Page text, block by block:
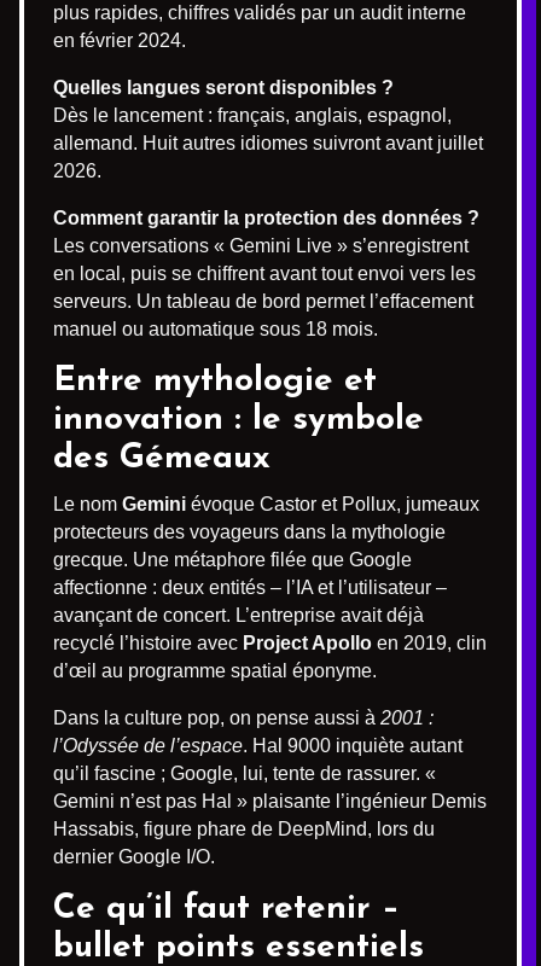
plus rapides, chiffres validés par un audit interne
en février 2024.
Quelles langues seront disponibles ?
Dès le lancement : français, anglais, espagnol,
allemand. Huit autres idiomes suivront avant juillet
2026.
Comment garantir la protection des données ?
Les conversations « Gemini Live » s’enregistrent
en local, puis se chiffrent avant tout envoi vers les
serveurs. Un tableau de bord permet l’effacement
manuel ou automatique sous 18 mois.
Entre mythologie et
innovation : le symbole
des Gémeaux
Le nom Gemini évoque Castor et Pollux, jumeaux
protecteurs des voyageurs dans la mythologie
grecque. Une métaphore filée que Google
affectionne : deux entités – l’IA et l’utilisateur –
avançant de concert. L’entreprise avait déjà
recyclé l’histoire avec Project Apollo en 2019, clin
d’œil au programme spatial éponyme.
Dans la culture pop, on pense aussi à 2001 :
l’Odyssée de l’espace. Hal 9000 inquiète autant
qu’il fascine ; Google, lui, tente de rassurer. «
Gemini n’est pas Hal » plaisante l’ingénieur Demis
Hassabis, figure phare de DeepMind, lors du
dernier Google I/O.
Ce qu’il faut retenir –
bullet points essentiels